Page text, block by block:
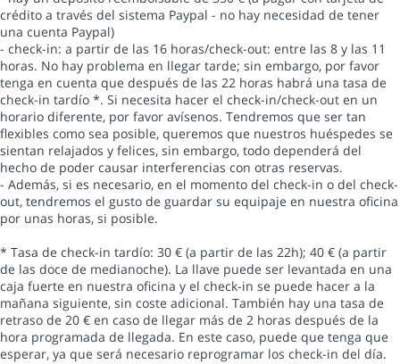
crédito a través del sistema Paypal - no hay necesidad de tener
una cuenta Paypal)
- check-in: a partir de las 16 horas/check-out: entre las 8 y las 11
horas. No hay problema en llegar tarde; sin embargo, por favor
tenga en cuenta que después de las 22 horas habrá una tasa de
check-in tardío *. Si necesita hacer el check-in/check-out en un
horario diferente, por favor avísenos. Tendremos que ser tan
flexibles como sea posible, queremos que nuestros huéspedes se
sientan relajados y felices, sin embargo, todo dependerá del
hecho de poder causar interferencias con otras reservas.
- Además, si es necesario, en el momento del check-in o del check-
out, tendremos el gusto de guardar su equipaje en nuestra oficina
por unas horas, si posible.
* Tasa de check-in tardío: 30 € (a partir de las 22h); 40 € (a partir
de las doce de medianoche). La llave puede ser levantada en una
caja fuerte en nuestra oficina y el check-in se puede hacer a la
mañana siguiente, sin coste adicional. También hay una tasa de
retraso de 20 € en caso de llegar más de 2 horas después de la
hora programada de llegada. En este caso, puede que tenga que
esperar, ya que será necesario reprogramar los check-in del día.